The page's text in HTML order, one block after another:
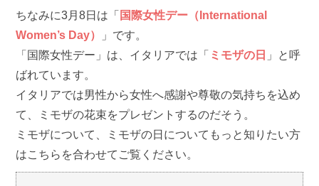
ちなみに3月8日は「 国際女性デー（International
Women’s Day）
」です。
「国際女性デー」は、イタリアでは「 ミモザの日 」と呼
ばれています。
イタリアでは男性から女性へ感謝や尊敬の気持ちを込め
て、ミモザの花束をプレゼントするのだそう。
ミモザについて、ミモザの日についてもっと知りたい方
はこちらを合わせてご覧ください。